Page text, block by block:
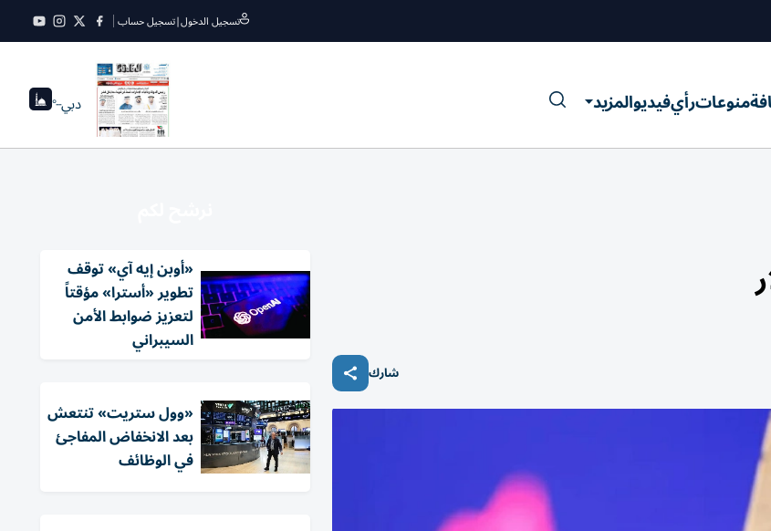
تسجيل الدخول|تسجيل حساب
منوعاترأيفيديوالمزيد دبي--°
شارك
«أوبن إيه آي» توقف
تطوير «أسترا» مؤقتاً
لتعزيز ضوابط الأمن
السيبراني
«وول ستريت» تنتعش
بعد الانخفاض المفاجئ
في الوظائف